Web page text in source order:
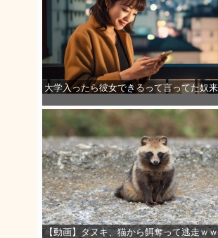
大学入ったら彼女できるって言ってた奴
【動画】タヌキ、猫から餌奪って逃走ｗ